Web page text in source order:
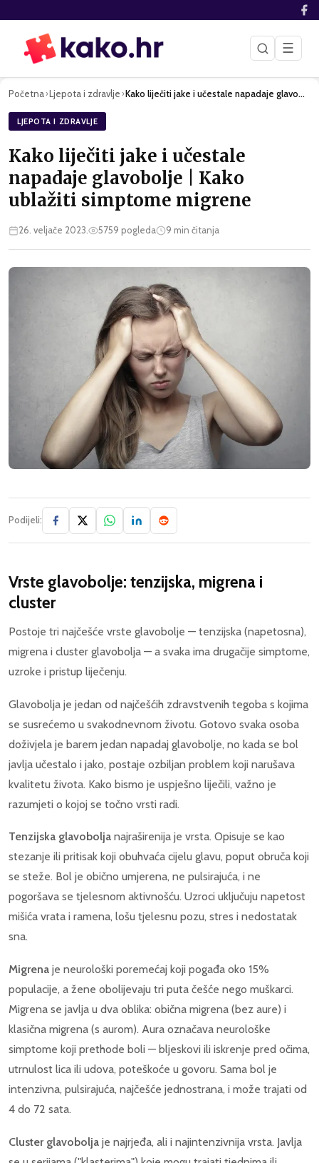
☰
Početna›Ljepota i zdravlje › Kako liječiti jake i učestale napadaje glavobolje | Kako ubl…
LJEPOTA I ZDRAVLJE
Kako liječiti jake i učestale
napadaje glavobolje | Kako
ublažiti simptome migrene
26. veljače 2023. 5759 pogleda 9 min čitanja
Podijeli:
Vrste glavobolje: tenzijska, migrena i
cluster
Postoje tri najčešće vrste glavobolje — tenzijska (napetosna),
migrena i cluster glavobolja — a svaka ima drugačije simptome,
uzroke i pristup liječenju.
Glavobolja je jedan od najčešćih zdravstvenih tegoba s kojima
se susrećemo u svakodnevnom životu. Gotovo svaka osoba
doživjela je barem jedan napadaj glavobolje, no kada se bol
javlja učestalo i jako, postaje ozbiljan problem koji narušava
kvalitetu života. Kako bismo je uspješno liječili, važno je
razumjeti o kojoj se točno vrsti radi.
Tenzijska glavobolja najraširenija je vrsta. Opisuje se kao
stezanje ili pritisak koji obuhvaća cijelu glavu, poput obruča koji
se steže. Bol je obično umjerena, ne pulsirajuća, i ne
pogoršava se tjelesnom aktivnošću. Uzroci uključuju napetost
mišića vrata i ramena, lošu tjelesnu pozu, stres i nedostatak
sna.
Migrena je neurološki poremećaj koji pogađa oko 15%
populacije, a žene obolijevaju tri puta češće nego muškarci.
Migrena se javlja u dva oblika: obična migrena (bez aure) i
klasična migrena (s aurom). Aura označava neurološke
simptome koji prethode boli — bljeskovi ili iskrenje pred očima,
utrnulost lica ili udova, poteškoće u govoru. Sama bol je
intenzivna, pulsirajuća, najčešće jednostrana, i može trajati od
4 do 72 sata.
Cluster glavobolja je najrjeđa, ali i najintenzivnija vrsta. Javlja